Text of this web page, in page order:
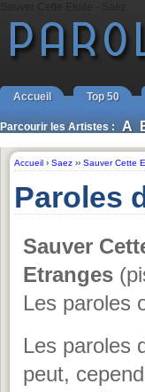
Accueil Top 50
Parcourir les Artistes : A
Accueil › Saez ›› Sauver Cette
Paroles
Sauver
Etranges
Les paroles
Les paroles
peut,